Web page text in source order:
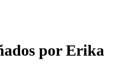
por Erika